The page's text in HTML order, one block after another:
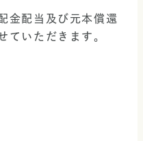
金配当及び元本償還
ていただきます。